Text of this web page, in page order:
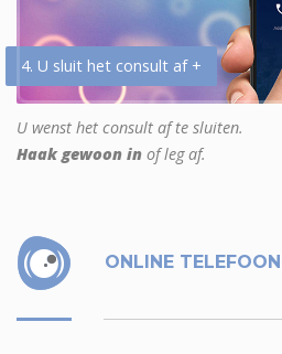
4. U sluit het consult af +
U wenst het consult af te sluiten.
Haak gewoon in of leg af.
ONLINE